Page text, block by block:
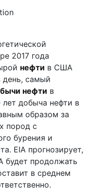
2017 года
нефти в США
день, самый
нефти в
добыча нефти в
образом за
пород с
бурения и
EIA прогнозирует,
продолжать
в среднем